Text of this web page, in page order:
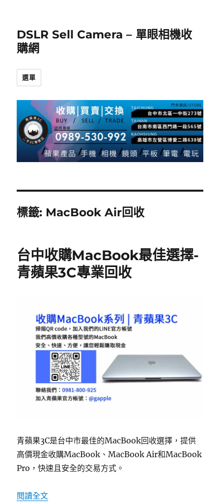
DSLR Sell Camera – 單眼相機收
購網
選單
標籤: MacBook Air回收
台中收購MacBook最佳選擇-
青蘋果3C專業回收
青蘋果3C是台中市最佳的MacBook回收選擇，提供
高價現金收購MacBook、MacBook Air和MacBook
Pro，快速且安全的交易方式。
閱讀全文〈台中收購MacBook最佳選擇-青蘋果3C專業回